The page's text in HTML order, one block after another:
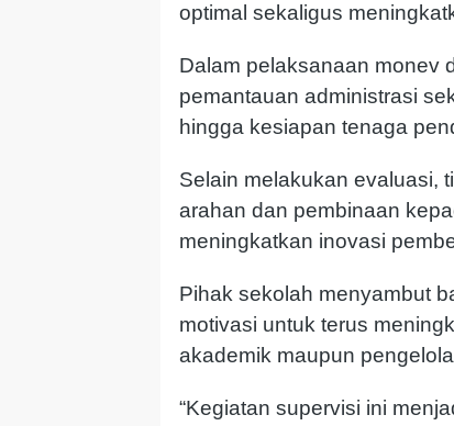
optimal sekaligus
Dalam pelaksanaan monev
pemantauan administrasi
hingga kesiapan tenaga
Selain melakukan evaluasi,
arahan dan pembinaan
meningkatkan inovasi
Pihak sekolah menyambut
motivasi untuk terus
akademik maupun
“Kegiatan supervisi ini